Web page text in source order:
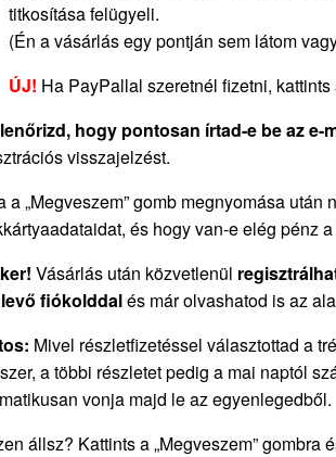
titkosítása felügyeli.
(Én a vásárlás egy pontján sem látom
ÚJ! Ha PayPallal szeretnél fizetni,
hogy pontosan írtad-e be az e-
visszajelzést.
a „Megveszem” gomb megnyomása
és hogy van-e elég pénz
Vásárlás után közvetlenül
fiókolddalés már olvashatod is az
Mivel részletfizetéssel választottad a
a többi részletet pedig a mai naptól
vonja majd le az egyenlegedből.
állsz? Kattints a „Megveszem” gombra